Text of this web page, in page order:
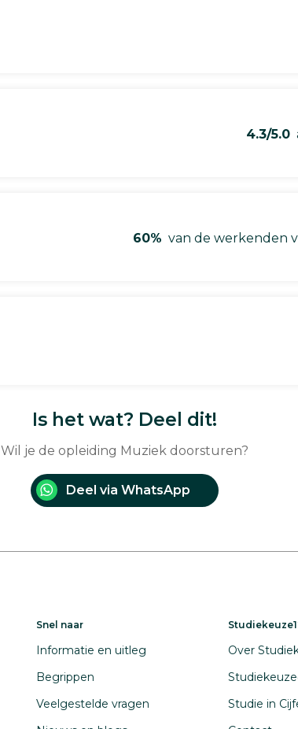
4.3/5.0
60% van de werkenden
Is het wat? Deel dit!
Wil je de opleiding Muziek doorsturen?
Deel via WhatsApp
Snel naar
Informatie en uitleg
Begrippen
Veelgestelde vragen
Over
Studie in